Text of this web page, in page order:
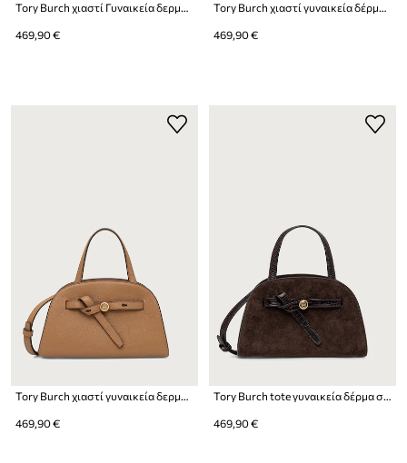
Tory Burch χιαστί Γυναικεία δερμάτινη Romy Small Bauletto
469,90 €
Tory Burch χιαστί γυναικεία δέρμα σουέτ Romy Half Moon
469,90 €
469,90 € 469,90 €